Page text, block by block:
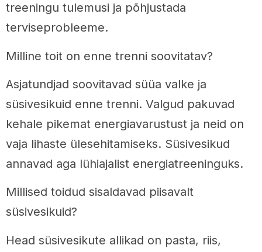
treeningu tulemusi ja põhjustada
terviseprobleeme.
Milline toit on enne trenni soovitatav?
Asjatundjad soovitavad süüa valke ja
süsivesikuid enne trenni. Valgud pakuvad
kehale pikemat energiavarustust ja neid on
vaja lihaste ülesehitamiseks. Süsivesikud
annavad aga lühiajalist energiatreeninguks.
Millised toidud sisaldavad piisavalt
süsivesikuid?
Head süsivesikute allikad on pasta, riis,